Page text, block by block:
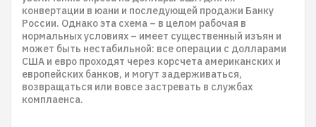
конвертации в юани и последующей продажи Банку
России. Однако эта схема – в целом рабочая в
нормальных условиях – имеет существенный изъян и
может быть нестабильной: все операции с долларами
США и евро проходят через корсчета американских и
европейских банков, и могут задерживаться,
возвращаться или вовсе застревать в службах
комплаенса.